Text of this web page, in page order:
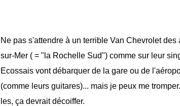
Ne pas s'attendre à un terrible Van Chevrolet
sur-Mer ( = "la Rochelle Sud") comme sur leur
Ecossais vont débarquer de la gare ou de
(comme leurs guitares)... mais je peux me
les, ça devrait décoiffer.